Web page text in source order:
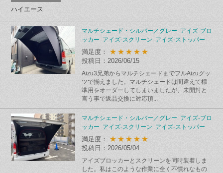
ハイエース
マルチシェード・シルバー／グレー アイズ-ブロ
ッカー アイズ-スクリーン アイズ-ストッパー
満足度： ★★★★★
投稿日：2026/06/15
Aizu3兄弟からマルチシェードまでフルAizuグッ
ツで揃えました。マルチシェードは間違えて標
準用をオーダーしてしまいましたが、未開封と
言う事で返品交換に対応頂...
マルチシェード・シルバー／グレー アイズ-ブロ
ッカー アイズ-スクリーン アイズ-ストッパー
満足度： ★★★★★
投稿日：2026/05/04
アイズブロッカーとスクリーンを同時装着しま
した。私はこのような作業に全く不慣れなもの